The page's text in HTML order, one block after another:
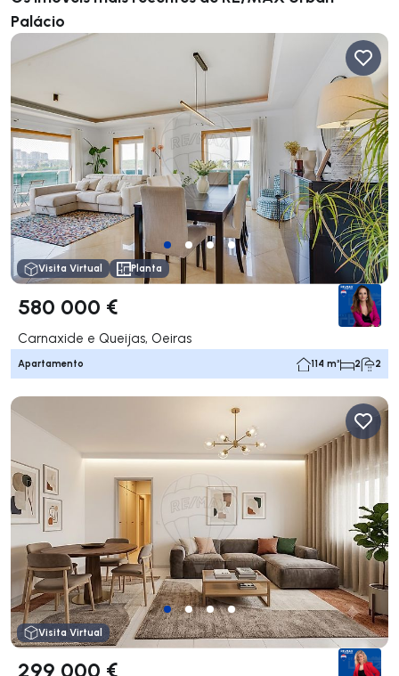
Palácio
Visita Virtual Planta
580 000 €
Carnaxide e Queijas, Oeiras
Apartamento 114 m² 2 2
Visita Virtual
299 000 €